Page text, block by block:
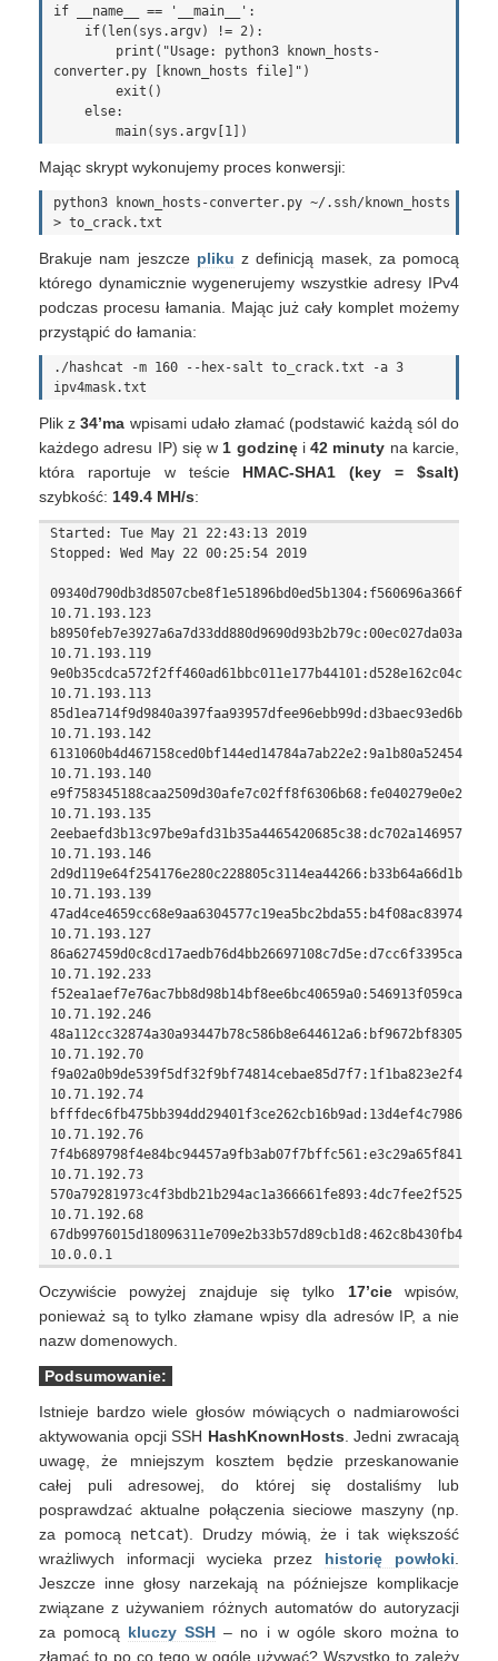
if __name__ == '__main__':
converter.py [known_hosts file]")
Mając skrypt wykonujemy proces konwersji:
python3 known_hosts-converter.py ~/.ssh/known_hosts
Brakuje nam jeszcze pliku z definicją masek, za pomocą
którego dynamicznie wygenerujemy wszystkie adresy IPv4
podczas procesu łamania. Mając już cały komplet możemy
przystąpić do łamania:
./hashcat -m 160 --hex-salt to_crack.txt -a 3
Plik z34’ma wpisami udało złamać (podstawić każdą sól do
każdego adresu IP) się w 1 godzinęi42 minuty na karcie,
która raportuje w teście HMAC-SHA1 (key = $salt)
szybkość: 149.4 MH/s:
Started: Tue May 21 22:43:13 2019
Stopped: Wed May 22 00:25:54 2019
10.71.193.123
10.71.193.119
10.71.193.113
10.71.193.142
10.71.193.140
10.71.193.135
10.71.193.146
10.71.193.139
10.71.193.127
10.71.192.233
10.71.192.246
10.71.192.70
10.71.192.74
10.71.192.76
10.71.192.73
10.71.192.68
Oczywiście powyżej znajduje się tylko 17’ciewpisów,
ponieważ są to tylko złamane wpisy dla adresów IP, a nie
nazw domenowych.
Podsumowanie:
Istnieje bardzo wiele głosów mówiących o nadmiarowości
aktywowania opcji SSH HashKnownHosts . Jedni zwracają
uwagę, że mniejszym kosztem będzie przeskanowanie
całej puli adresowej, do której się dostaliśmy lub
posprawdzać aktualne połączenia sieciowe maszyny (np.
za pomocą netcat). Drudzy mówią, że i tak większość
wrażliwych informacji wycieka przez historię powłoki
Jeszcze inne głosy narzekają na późniejsze komplikacje
związane z używaniem różnych automatów do autoryzacji
za pomocą kluczy SSH – no i w ogóle skoro można to
złamać to po co tego w ogóle używać? Wszystko to zależy